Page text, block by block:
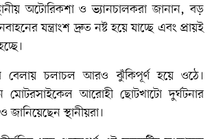
অটোরিকশা ও ভ্যানচালকরা জানান, বড়
যন্ত্রাংশ দ্রুত নষ্ট হয়ে যাচ্ছে এবং প্রায়ই
বেলায় চলাচল আরও ঝুঁকিপূর্ণ হয়ে ওঠে।
আরোহী ছোটখাটো দুর্ঘটনার
স্থানীয়রা।